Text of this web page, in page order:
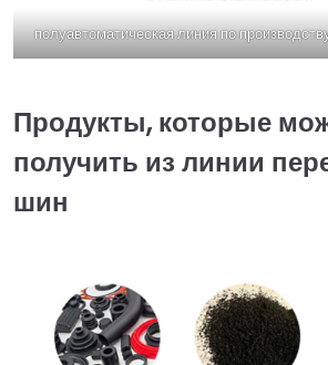
полуавтоматическая линия по
Продукты, которые
получить из линии
шин